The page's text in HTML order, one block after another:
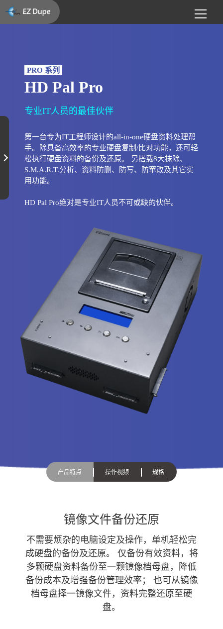
PRO 系列
HD Pal Pro
专业IT人员的最佳伙伴
第一台专为IT工程师设计的all-in-one硬盘资料处理帮
手。除具备高效率的专业硬盘复制/比对功能，还可轻
松执行硬盘资料的备份及还原。 另搭载8大抹除、
S.M.A.R.T.分析、资料防删、防写、防窜改及其它实
用功能。
HD Pal Pro绝对是专业IT人员不可或缺的伙伴。
产品特点 操作视频 规格
镜像文件备份还原
不需要烦杂的电脑设定及操作，单机轻松完
成硬盘的备份及还原。 仅备份有效资料，将
多颗硬盘资料备份至一颗镜像档母盘，降低
备份成本及增强备份管理效率； 也可从镜像
档母盘择一镜像文件，资料完整还原至硬
盘。